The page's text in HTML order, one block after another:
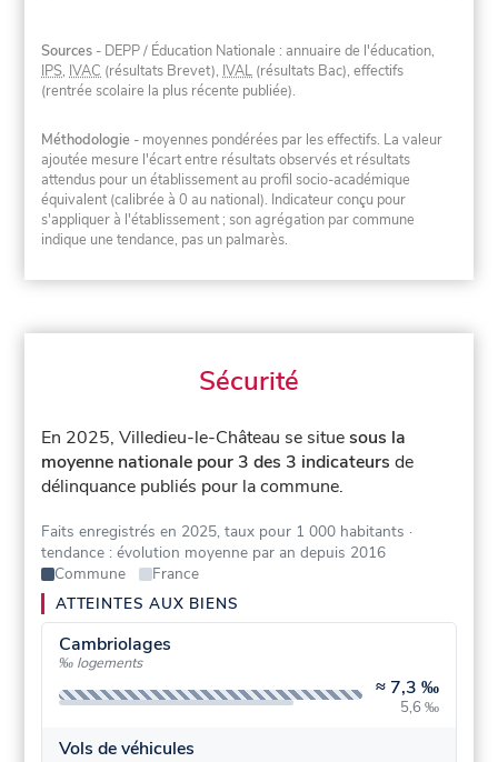
Sources - DEPP / Éducation Nationale : annuaire de l'éducation,
IPS, IVAC (résultats Brevet), IVAL (résultats Bac), effectifs
(rentrée scolaire la plus récente publiée).
Méthodologie - moyennes pondérées par les effectifs. La valeur
ajoutée mesure l'écart entre résultats observés et résultats
attendus pour un établissement au profil socio-académique
équivalent (calibrée à 0 au national). Indicateur conçu pour
s'appliquer à l'établissement ; son agrégation par commune
indique une tendance, pas un palmarès.
Sécurité
En 2025, Villedieu-le-Château se situesous la
moyenne nationale pour 3 des 3 indicateurs de
délinquance publiés pour la commune.
Faits enregistrés en 2025, taux pour 1 000 habitants ·
tendance : évolution moyenne par an depuis 2016
Commune
France
ATTEINTES AUX BIENS
Cambriolages
‰ logements
≈ 7,3 ‰
5,6 ‰
Vols de véhicules